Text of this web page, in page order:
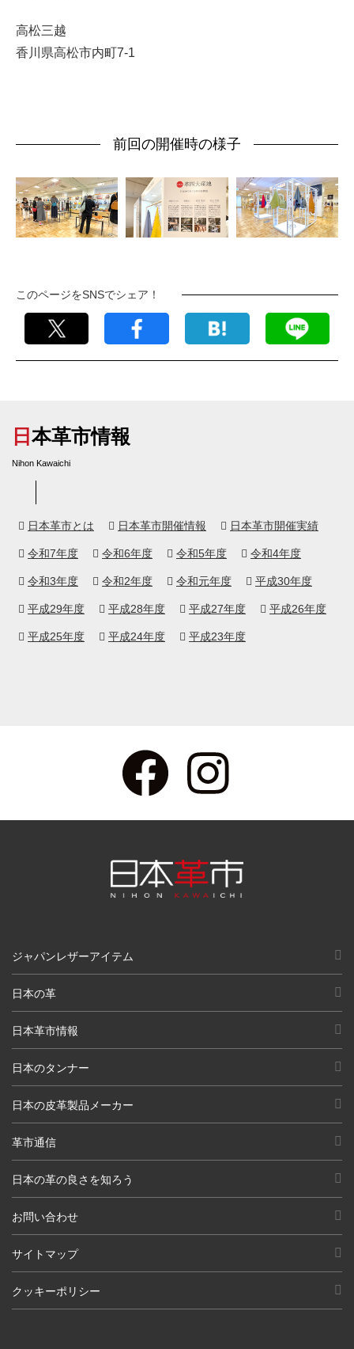
高松三越
香川県高松市内町7-1
前回の開催時の様子
このページをSNSでシェア！
日本革市情報
Nihon Kawaichi
日本革市とは 日本革市開催情報 日本革市開催実績
令和7年度 令和6年度 令和5年度 令和4年度
令和3年度 令和2年度 令和元年度 平成30年度
平成29年度 平成28年度 平成27年度 平成26年度
平成25年度 平成24年度 平成23年度
ジャパンレザーアイテム
日本の革
日本革市情報
日本のタンナー
日本の皮革製品メーカー
革市通信
日本の革の良さを知ろう
お問い合わせ
サイトマップ
クッキーポリシー